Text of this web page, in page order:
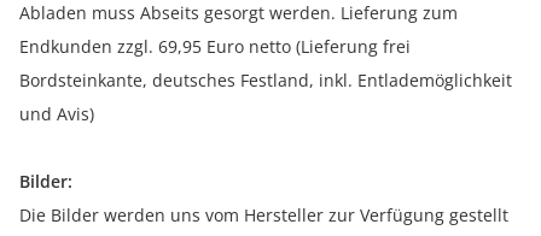
Abladen muss Abseits gesorgt werden. Lieferung zum
Endkunden zzgl. 69,95 Euro netto (Lieferung frei
Bordsteinkante, deutsches Festland, inkl. Entlademöglichkeit
und Avis)
Bilder:
Die Bilder werden uns vom Hersteller zur Verfügung gestellt